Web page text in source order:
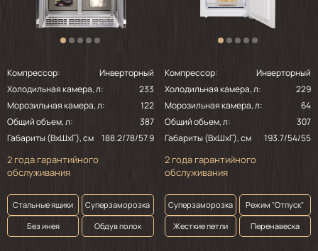
Компрессор:
Инверторный
Холодильная камера, л:
233
Морозильная камера, л:
122
Общий объем, л:
387
Габариты (ВхШхГ), см
188.2/78/57.9
2 года гарантийного
обслуживания
Стальные ящики
Суперзаморозка
Без инея
Обдув полок
Компрессор:
Инверторный
Холодильная камера, л:
229
Морозильная камера, л:
64
Общий объем, л:
307
Габариты (ВхШхГ), см
193.7/54/55
2 года гарантийного
обслуживания
Суперзаморозка
Режим "Отпуск"
Жесткие петли
Перенавеска